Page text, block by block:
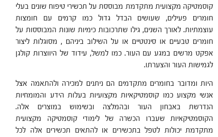
קוסמטיקה מקצועית מתקדמת מבוססת על תכשירי טיפוח שונים בעלי
חומרים פעילים, שעושים הבדל גדול כמו קרמים עם חומצות
עוצמתיות. לאורך השנים, גילו שתרכובות כימיות שונות המבוססות על
חומרים טבעיים או סינטטיים או על השילוב ביניהם , מסוגלות ליצור
אפקט מרשים במגע עם העור. כמו למשל, עידוד של היווצרות קולגן
לגמישות העור והצערתו.
היות ומדובר בחומרים מתקדמים הם ניתנים למכירה ולהתאמה אצל
אנשי מקצוע כמו קוסמטיקאיות מקצועיות בעלות הידע והמומחיות
הנדרשת באבחון העור ובהמלצה ובשימוש במוצרים אלה.
הקוסמטיקאיות שעברו הכשרה של לימודי קוסמטיקה מקצועית
מתקדמת יכולות לטפל בתכשירים או להתאים תכשירים אלה לכל